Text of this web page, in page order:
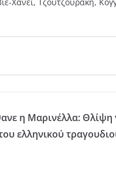
η Μαρινέλλα: Θλίψη
ελληνικού